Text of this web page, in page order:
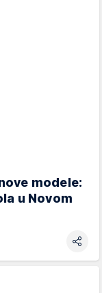
modele:
u Novom